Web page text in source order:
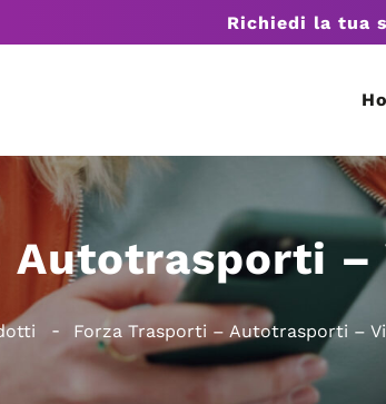
Richiedi la tua
Autotrasporti –
Forza Trasporti – Autotrasporti –